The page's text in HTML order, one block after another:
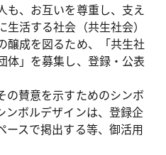
も、お互いを尊重し、支え
活する社会（共生社会）
醸成を図るため、「共生社
体」を募集し、登録・公表
の賛意を示すためのシンボ
ンボルデザインは、登録企
ースで掲出する等、御活用